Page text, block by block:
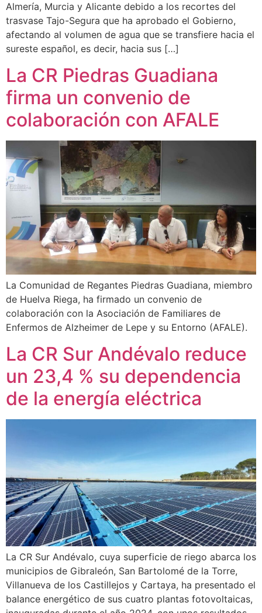
Almería, Murcia y Alicante debido a los recortes del
trasvase Tajo-Segura que ha aprobado el Gobierno,
afectando al volumen de agua que se transfiere hacia el
sureste español, es decir, hacia sus […]
La CR Piedras Guadiana
firma un convenio de
colaboración con AFALE
La Comunidad de Regantes Piedras Guadiana, miembro
de Huelva Riega, ha firmado un convenio de
colaboración con la Asociación de Familiares de
Enfermos de Alzheimer de Lepe y su Entorno (AFALE).
La CR Sur Andévalo reduce
un 23,4 % su dependencia
de la energía eléctrica
La CR Sur Andévalo, cuya superficie de riego abarca los
municipios de Gibraleón, San Bartolomé de la Torre,
Villanueva de los Castillejos y Cartaya, ha presentado el
balance energético de sus cuatro plantas fotovoltaicas,